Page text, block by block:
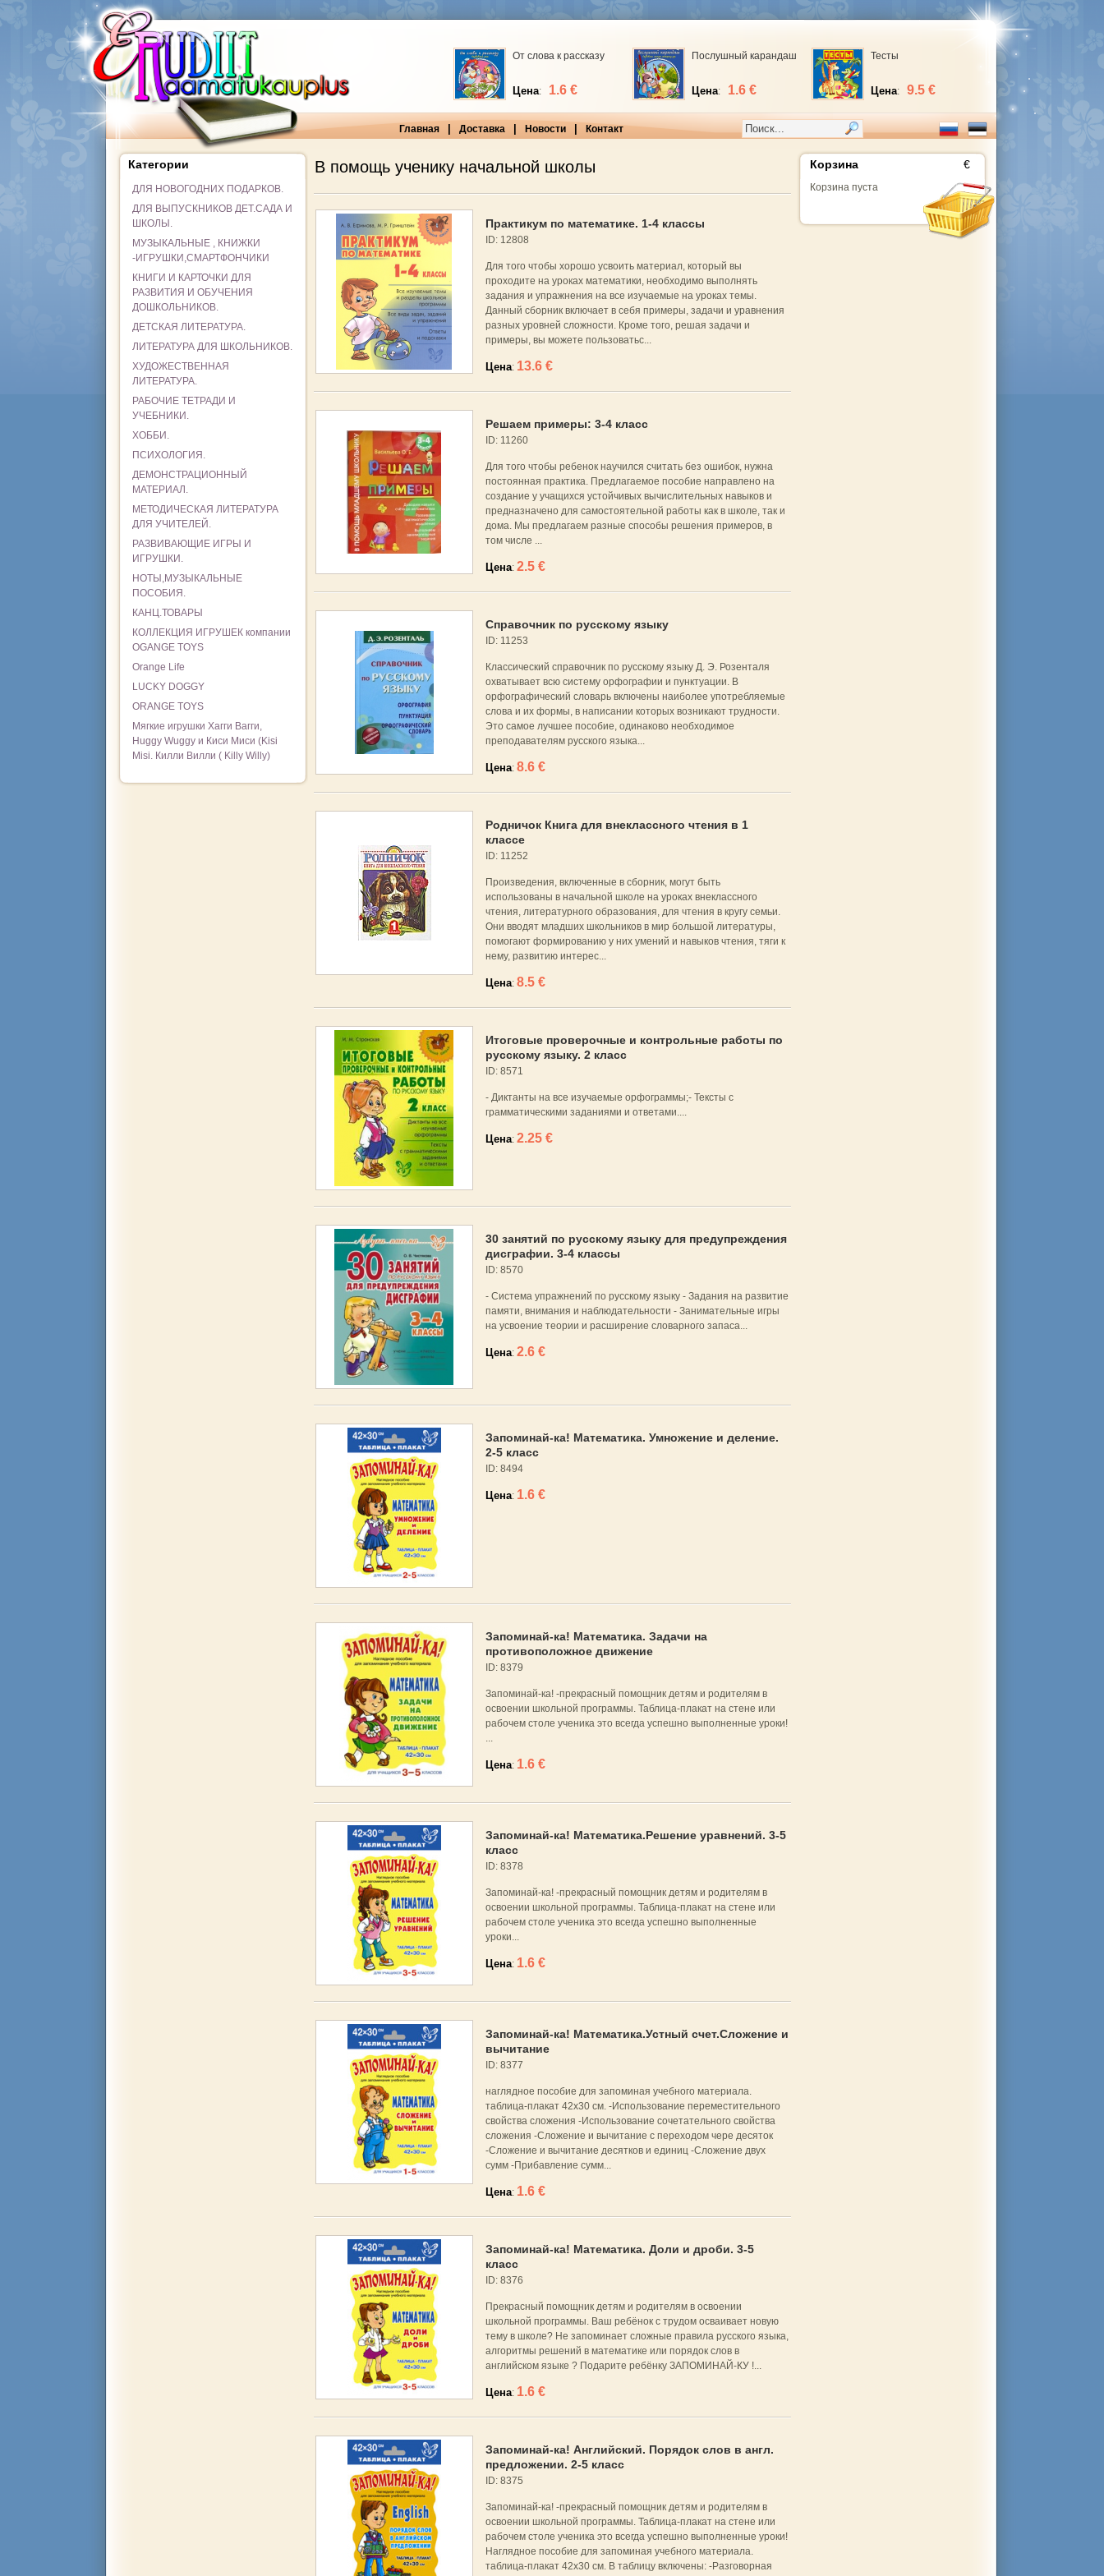
От слова к рассказу
Цена: 1.6 €
Послушный карандаш
Цена: 1.6 €
Тесты
Цена: 9.5 €
Главная Доставка Новости Контакт
Категории
ДЛЯ НОВОГОДНИХ ПОДАРКОВ.
ДЛЯ ВЫПУСКНИКОВ ДЕТ.САДА И
ШКОЛЫ.
МУЗЫКАЛЬНЫЕ , КНИЖКИ
-ИГРУШКИ,СМАРТФОНЧИКИ
КНИГИ И КАРТОЧКИ ДЛЯ
РАЗВИТИЯ И ОБУЧЕНИЯ
ДОШКОЛЬНИКОВ.
ДЕТСКАЯ ЛИТЕРАТУРА.
ЛИТЕРАТУРА ДЛЯ ШКОЛЬНИКОВ.
ХУДОЖЕСТВЕННАЯ
ЛИТЕРАТУРА.
РАБОЧИЕ ТЕТРАДИ И
УЧЕБНИКИ.
ХОББИ.
ПСИХОЛОГИЯ.
ДЕМОНСТРАЦИОННЫЙ
МАТЕРИАЛ.
МЕТОДИЧЕСКАЯ ЛИТЕРАТУРА
ДЛЯ УЧИТЕЛЕЙ.
РАЗВИВАЮЩИЕ ИГРЫ И
ИГРУШКИ.
НОТЫ,МУЗЫКАЛЬНЫЕ
ПОСОБИЯ.
КАНЦ.ТОВАРЫ
КОЛЛЕКЦИЯ ИГРУШЕК компании
OGANGE TOYS
Orange Life
LUCKY DOGGY
ORANGE TOYS
Мягкие игрушки Хагги Вагги,
Huggy Wuggy и Киси Миси (Kisi
Misi. Килли Вилли ( Killy Willy)
В помощь ученику начальной школы
Практикум по математике. 1-4 классы
ID: 12808
Для того чтобы хорошо усвоить материал, который вы
проходите на уроках математики, необходимо выполнять
задания и упражнения на все изучаемые на уроках темы.
Данный сборник включает в себя примеры, задачи и уравнения
разных уровней сложности. Кроме того, решая задачи и
примеры, вы можете пользоватьс...
Цена: 13.6 €
Решаем примеры: 3-4 класс
ID: 11260
Для того чтобы ребенок научился считать без ошибок, нужна
постоянная практика. Предлагаемое пособие направлено на
создание у учащихся устойчивых вычислительных навыков и
предназначено для самостоятельной работы как в школе, так и
дома. Мы предлагаем разные способы решения примеров, в
том числе ...
Цена: 2.5 €
Справочник по русскому языку
ID: 11253
Классический справочник по русскому языку Д. Э. Розенталя
охватывает всю систему орфографии и пунктуации. В
орфографический словарь включены наиболее употребляемые
слова и их формы, в написании которых возникают трудности.
Это самое лучшее пособие, одинаково необходимое
преподавателям русского языка...
Цена: 8.6 €
Родничок Книга для внеклассного чтения в 1
классе
ID: 11252
Произведения, включенные в сборник, могут быть
использованы в начальной школе на уроках внеклассного
чтения, литературного образования, для чтения в кругу семьи.
Они вводят младших школьников в мир большой литературы,
помогают формированию у них умений и навыков чтения, тяги к
нему, развитию интерес...
Цена: 8.5 €
Итоговые проверочные и контрольные работы по
русскому языку. 2 класс
ID: 8571
- Диктанты на все изучаемые орфограммы;- Тексты с
грамматическими заданиями и ответами....
Цена: 2.25 €
30 занятий по русскому языку для предупреждения
дисграфии. 3-4 классы
ID: 8570
- Система упражнений по русскому языку - Задания на развитие
памяти, внимания и наблюдательности - Занимательные игры
на усвоение теории и расширение словарного запаса...
Цена: 2.6 €
Запоминай-ка! Математика. Умножение и деление.
2-5 класс
ID: 8494
Цена: 1.6 €
Запоминай-ка! Математика. Задачи на
противоположное движение
ID: 8379
Запоминай-ка! -прекрасный помощник детям и родителям в
освоении школьной программы. Таблица-плакат на стене или
рабочем столе ученика это всегда успешно выполненные уроки!
...
Цена: 1.6 €
Запоминай-ка! Математика.Решение уравнений. 3-5
класс
ID: 8378
Запоминай-ка! -прекрасный помощник детям и родителям в
освоении школьной программы. Таблица-плакат на стене или
рабочем столе ученика это всегда успешно выполненные
уроки...
Цена: 1.6 €
Запоминай-ка! Математика.Устный счет.Сложение и
вычитание
ID: 8377
наглядное пособие для запоминая учебного материала.
таблица-плакат 42х30 см. -Использование переместительного
свойства сложения -Использование сочетательного свойства
сложения -Сложение и вычитание с переходом чере десяток
-Сложение и вычитание десятков и единиц -Сложение двух
сумм -Прибавление сумм...
Цена: 1.6 €
Запоминай-ка! Математика. Доли и дроби. 3-5
класс
ID: 8376
Прекрасный помощник детям и родителям в освоении
школьной программы. Ваш ребёнок с трудом осваивает новую
тему в школе? Не запоминает сложные правила русского языка,
алгоритмы решений в математике или порядок слов в
английском языке ? Подарите ребёнку ЗАПОМИНАЙ-КУ !...
Цена: 1.6 €
Запоминай-ка! Английский. Порядок слов в англ.
предложении. 2-5 класс
ID: 8375
Запоминай-ка! -прекрасный помощник детям и родителям в
освоении школьной программы. Таблица-плакат на стене или
рабочем столе ученика это всегда успешно выполненные уроки!
Наглядное пособие для запоминая учебного материала.
таблица-плакат 42х30 см. В таблицу включены: -Разговорная
Корзина €
Корзина пуста